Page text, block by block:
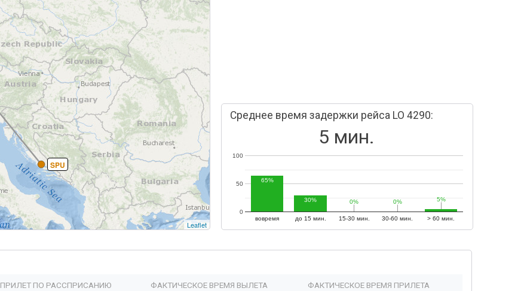
SPU
Leaflet
Среднее время задержки рейса LO 4290:
5 мин.
вовремя до 15 мин. 15-30 мин. 30-60 мин. > 60 мин.
0
50
100
65%
30% 0%
0% 0%
0% 5%
5%
ПРИЛЕТ ПО РАССПРИСАНИЮ ФАКТИЧЕСКОЕ ВРЕМЯ ВЫЛЕТА ФАКТИЧЕСКОЕ ВРЕМЯ ПРИЛЕТА